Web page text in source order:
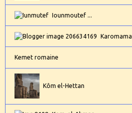
Iounmoutef ...
Karomama
Kemet romaine
Kôm el-Hettan